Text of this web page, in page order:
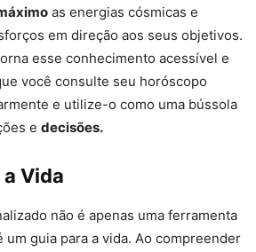
as energias cósmicas e
em direção aos seus objetivos.
esse conhecimento acessível e
você consulte seu horóscopo
e utilize-o como uma bússola
e decisões.
Vida
não é apenas uma ferramenta
guia para a vida. Ao compreender